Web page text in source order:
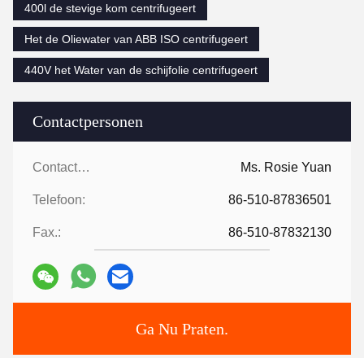
Contactpersonen
Contactpersonen: Ms. Rosie Yuan
Telefoon: 86-510-87836501
Fax.: 86-510-87832130
Ga Nu Praten.
400l de stevige kom centrifugeert
Het de Oliewater van ABB ISO centrifugeert
440V het Water van de schijfolie centrifugeert